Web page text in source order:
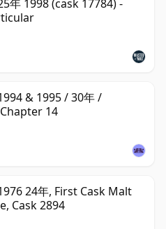
年 1998 (cask 17784) -
& 1995 / 30年 /
14
24年, First Cask Malt
Cask 2894